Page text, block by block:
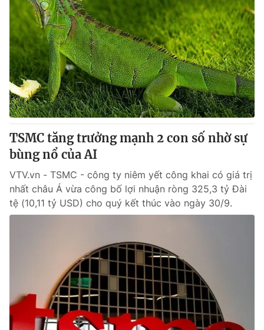
TSMC tăng trưởng mạnh 2 con số nhờ sự
bùng nổ của AI
VTV.vn - TSMC - công ty niêm yết công khai có giá trị
nhất châu Á vừa công bố lợi nhuận ròng 325,3 tỷ Đài
tệ (10,11 tỷ USD) cho quý kết thúc vào ngày 30/9.